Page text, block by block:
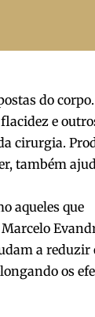
do
e
cirurgia.
também
aqueles que
a reduzir
os